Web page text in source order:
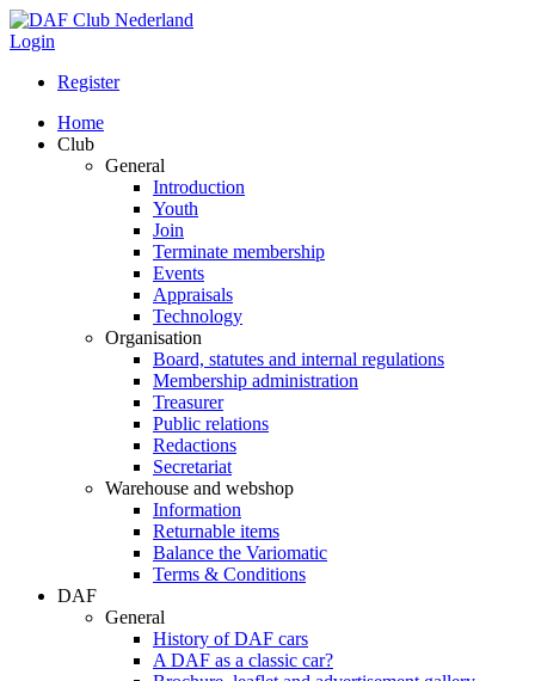
Login
Register
Home
Club
General
Introduction
Youth
Join
Terminate membership
Events
Appraisals
Technology
Organisation
Board, statutes and internal regulations
Membership administration
Treasurer
Public relations
Redactions
Secretariat
Warehouse and webshop
Information
Returnable items
Balance the Variomatic
Terms & Conditions
DAF
General
History of DAF cars
A DAF as a classic car?